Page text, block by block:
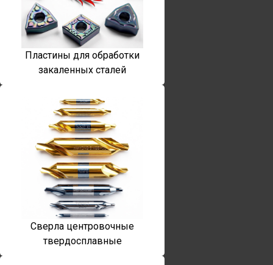
Пластины для обработки
закаленных сталей
Сверла центровочные
твердосплавные